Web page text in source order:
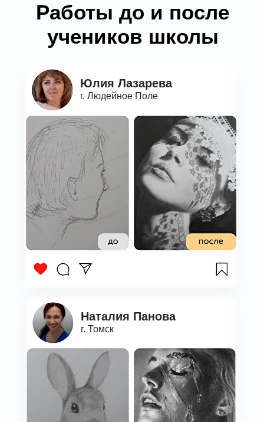
Работы до и после
учеников школы
г. Людейное Поле
Юлия Лазарева
г. Томск
Наталия Панова